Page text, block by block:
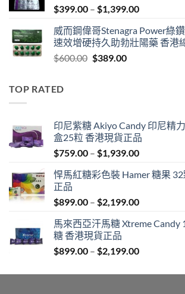
$399.00 – $1,399.00Price
$399.00
through
威而鋼偉哥Stenagra Power綠
速效增硬持久助勃壯陽藥 香港
$600.00 Original
$389.00Current
TOP RATED
印尼紫糖 Akiyo Candy 印尼精
盒25粒 香港現貨正品
$759.00 – $1,939.00Price
$759.00
$1,939.00
悍馬紅糖彩色裝 Hamer 糖果
正品
$899.00 – $2,199.00Price
$899.00
$2,199.00
馬來西亞汗馬糖 Xtreme Candy
糖 香港現貨正品
$899.00 – $2,199.00Price
$899.00